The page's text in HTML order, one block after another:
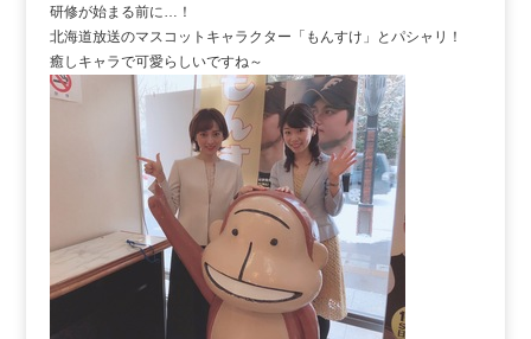
研修が始まる前に…！
北海道放送のマスコットキャラクター「もんすけ」とパシャリ！
癒しキャラで可愛らしいですね～